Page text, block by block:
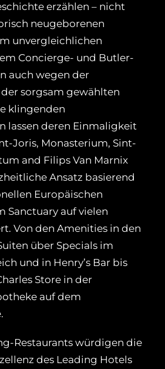
erzählen – nicht
neugeborenen
unvergleichlichen
Concierge- und Butler-
auch wegen der
sorgsam gewählten
klingenden
lassen deren Einmaligkeit
Joris, Monasterium, Sint-
and Filips Van Marnix
Ansatz basierend
Europäischen
Sanctuary auf vielen
Von den Amenities in den
über Specials im
und in Henry’s Bar bis
Store in der
auf dem
Restaurants würdigen die
des Leading Hotels